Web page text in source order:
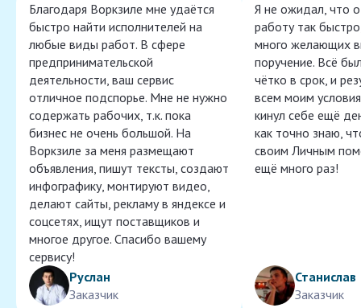
Благодаря Воркзиле мне удаётся
быстро найти исполнителей на
любые виды работ. В сфере
предпринимательской
деятельности, ваш сервис
отличное подспорье. Мне не нужно
содержать рабочих, т.к. пока
бизнес не очень большой. На
Воркзиле за меня размещают
объявления, пишут тексты, создают
инфографику, монтируют видео,
делают сайты, рекламу в яндексе и
соцсетях, ищут поставщиков и
многое другое. Спасибо вашему
сервису!
Руслан
Заказчик
Я не ожидал, что
работу так
много желающих
поручение. Всё
чётко в срок, и
всем моим
кинул себе ещё
как точно знаю,
своим Личным
ещё много раз!
Станислав
Заказчик